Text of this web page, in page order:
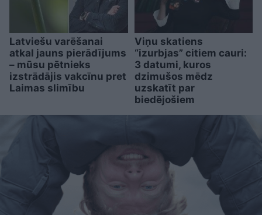
Latviešu varēšanai
atkal jauns pierādījums
– mūsu pētnieks
izstrādājis vakcīnu pret
Laimas slimību
Viņu skatiens
“izurbjas” citiem cauri:
3 datumi, kuros
dzimušos mēdz
uzskatīt par
biedējošiem